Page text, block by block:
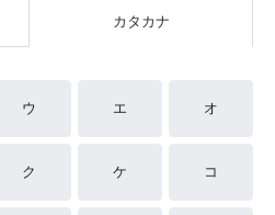
カタカナ
ウ エ オ
ク ケ コ